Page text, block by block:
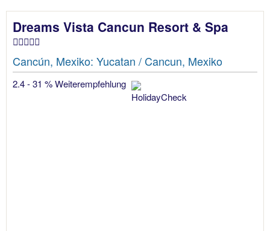
Dreams Vista Cancun Resort & Spa
Cancún, Mexiko: Yucatan / Cancun, Mexiko
2.4 - 31 % Weiterempfehlung